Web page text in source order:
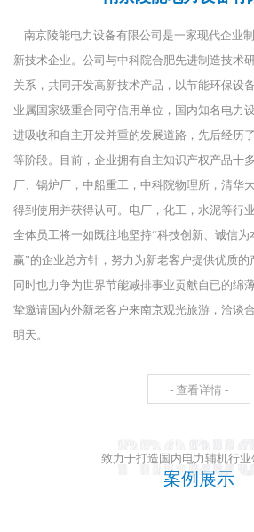
南京陵能电力设备有限公司是一家现代企业
新技术企业。公司与中科院合肥先进制造技术
关系，共同开发高新技术产品，以节能环保设
业属国家级重合同守信用单位，国内知名电力
进吸收和自主开发并重的发展道路，先后经历
等阶段。目前，企业拥有自主知识产权产品十
厂、锅炉厂，中船重工，中科院物理所，清华
得到使用并获得认可。电厂，化工，水泥等行
全体员工将一如既往地坚持“科技创新、诚信
赢”的企业总方针，努力为新老客户提供优质的
同时也力争为世界节能减排事业贡献自已的绵
挚邀请国内外新老客户来南京观光旅游，洽谈
明天。
- 查看详情 -
致力于打造国内电力辅机行业
案例展示